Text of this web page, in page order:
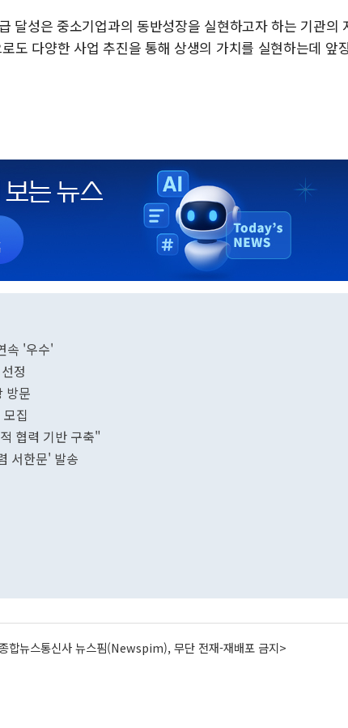
달성은 중소기업과의 동반성장을 실현하고자 하는 기관의
도 다양한 사업 추진을 통해 상생의 가치를 실현하는데 앞
속 '우수'
정
방문
집
협력 기반 구축"
서한문' 발송
합뉴스통신사 뉴스핌(Newspim), 무단 전재-재배포 금지>